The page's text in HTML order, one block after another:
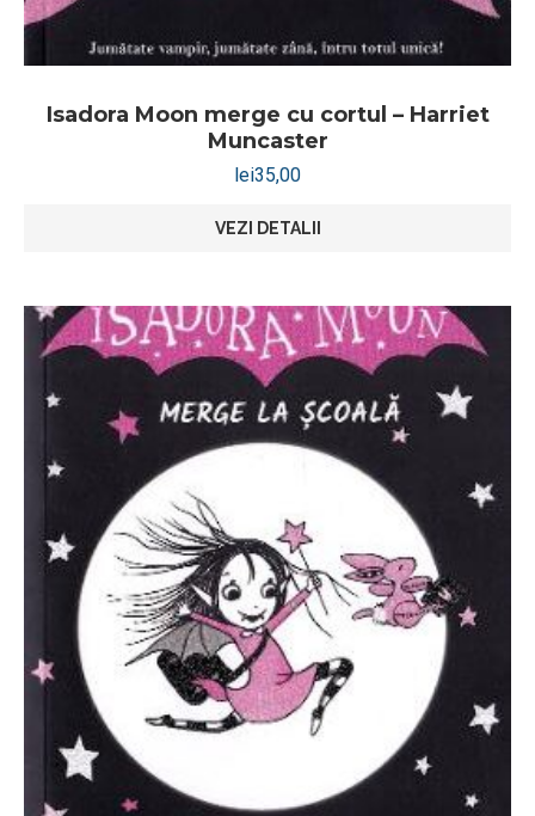
Isadora Moon merge cu cortul – Harriet
Muncaster
lei35,00
VEZI DETALII